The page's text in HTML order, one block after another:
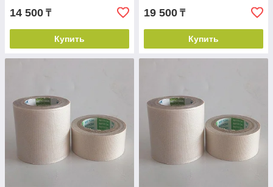
14 500 ₸
Купить
19 500 ₸
Купить